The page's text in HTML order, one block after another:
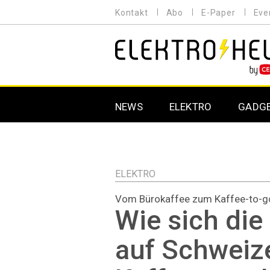
zum
MENU
Kontakt Abo E-Paper
MAIN NAVIGATION
NEWS ELEKTRO
ELEKTRO
Vom Bürokaffee zum Kaffee-to-
Wie sich
auf